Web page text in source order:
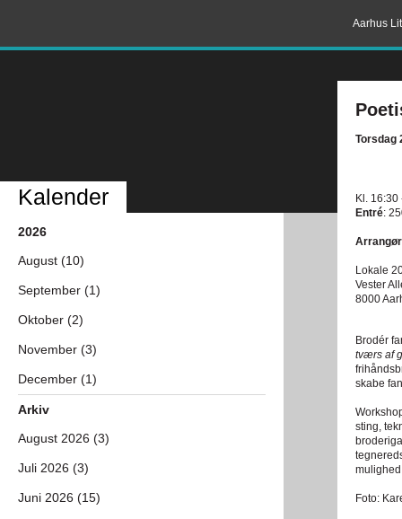
Aarhus
Torsdag
Kl. 16:30
Entré:
Lokale
Vester
8000
Brodér
tværs af
skabe
sting,
Foto:
Kalender
2026
August (10)
September (1)
Oktober (2)
November (3)
December (1)
Arkiv
August 2026 (3)
Juli 2026 (3)
Juni 2026 (15)